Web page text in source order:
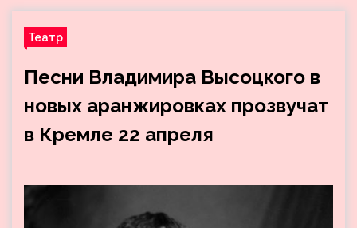
Театр
Песни Владимира Высоцкого в
новых аранжировках прозвучат
в Кремле 22 апреля